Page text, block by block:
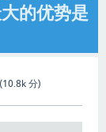
的优势是
(10.8k 分)